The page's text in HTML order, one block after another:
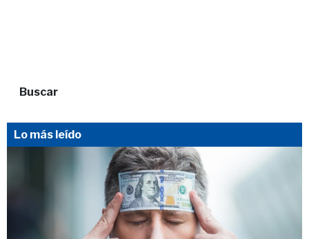
Buscar
Lo más leído